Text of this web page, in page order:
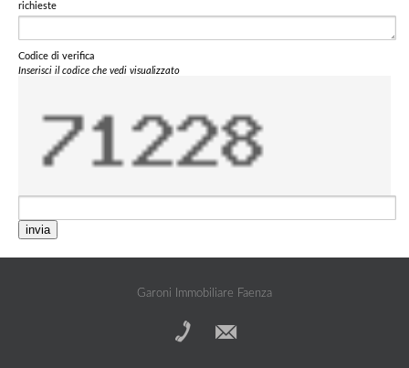
richieste
Codice di verifica
Inserisci il codice che vedi visualizzato
invia
Garoni Immobiliare Faenza